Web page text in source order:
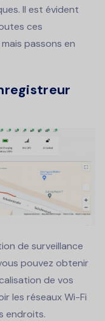
Il est évident
ces
passons en
de surveillance
pouvez obtenir
de vos
les réseaux Wi-Fi
endroits.